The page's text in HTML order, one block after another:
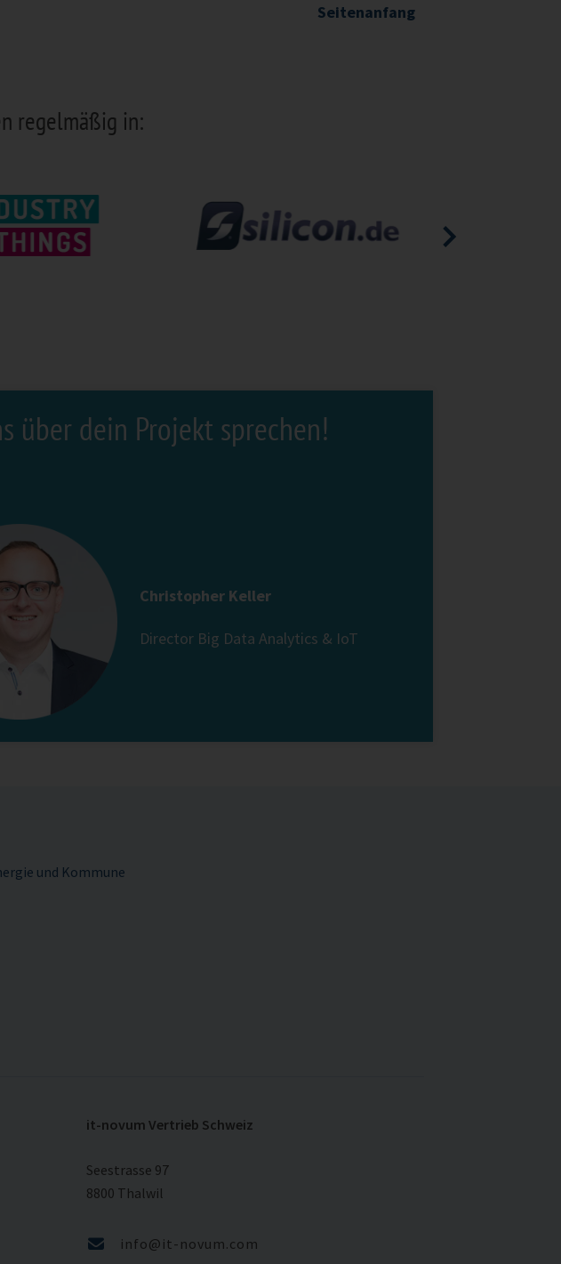
Seitenanfang
regelmäßig in:
über dein Projekt sprechen!
Christopher Keller
Director Big Data Analytics & IoT
und Kommune
it-novum Vertrieb Schweiz
Seestrasse 97
8800 Thalwil
info@it-novum.com